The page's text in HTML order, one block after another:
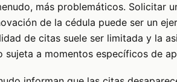
más problemáticos. Solicitar
de la cédula puede ser un
de citas suele ser limitada y la
sujeta a momentos específicos de